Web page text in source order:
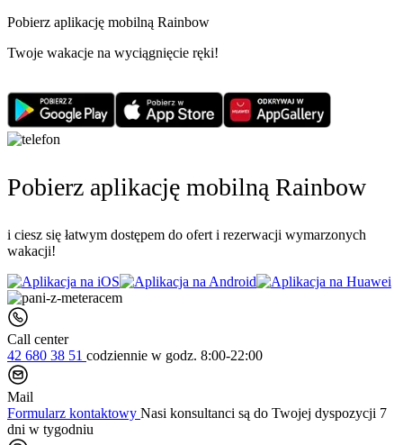
Pobierz aplikację mobilną Rainbow
Twoje wakacje na wyciągnięcie ręki!
Pobierz aplikację mobilną Rainbow
i ciesz się łatwym dostępem do ofert i rezerwacji wymarzonych
wakacji!
Call center
42 680 38 51 codziennie w godz. 8:00-22:00
Mail
Formularz kontaktowy Nasi konsultanci są do Twojej dyspozycji 7
dni w tygodniu